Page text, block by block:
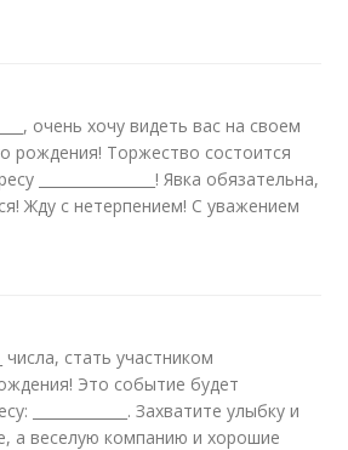
очень хочу видеть вас на своем
рождения! Торжество состоится
________________! Явка обязательна,
Жду с нетерпением! С уважением
числа, стать участником
Это событие будет
_____________. Захватите улыбку и
а веселую компанию и хорошие